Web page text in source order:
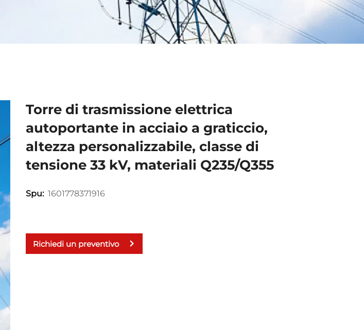
Torre di trasmissione elettrica
autoportante in acciaio a graticcio,
altezza personalizzabile, classe di
tensione 33 kV, materiali Q235/Q355
Spu: 1601778371916
Richiedi un preventivo